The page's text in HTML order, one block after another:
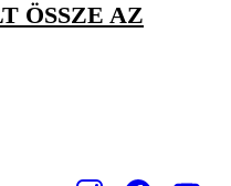
ÖSSZE AZ